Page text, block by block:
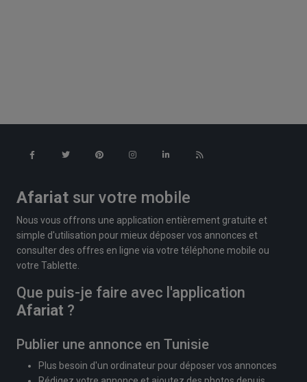
Afariat sur votre mobile
Nous vous offrons une application entièrement gratuite et
simple d'utilisation pour mieux déposer vos annonces et
consulter des offres en ligne via votre téléphone mobile ou
votre Tablette.
Que puis-je faire avec l'application
Afariat ?
Publier une annonce en Tunisie
Plus besoin d'un ordinateur pour déposer vos annonces